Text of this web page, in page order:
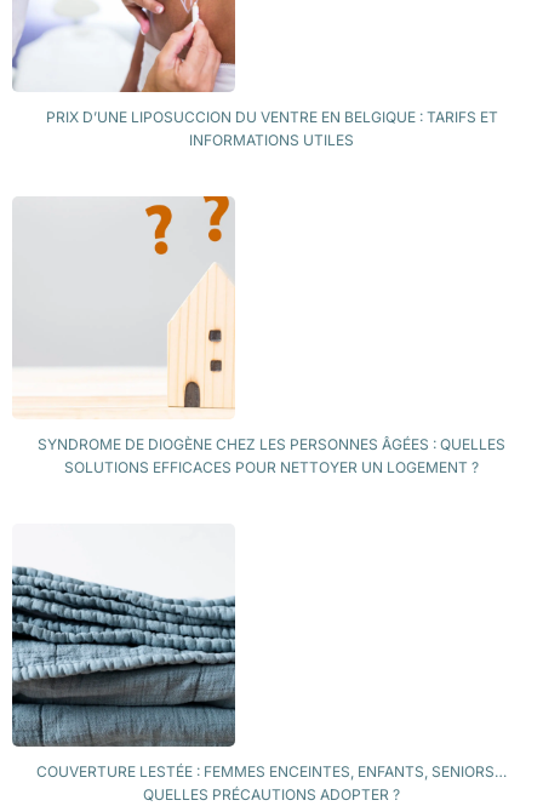
PRIX D’UNE LIPOSUCCION DU VENTRE EN BELGIQUE : TARIFS ET
INFORMATIONS UTILES
SYNDROME DE DIOGÈNE CHEZ LES PERSONNES ÂGÉES : QUELLES
SOLUTIONS EFFICACES POUR NETTOYER UN LOGEMENT ?
COUVERTURE LESTÉE : FEMMES ENCEINTES, ENFANTS, SENIORS…
QUELLES PRÉCAUTIONS ADOPTER ?